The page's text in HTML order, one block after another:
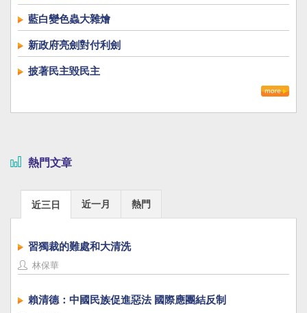
藍白變色蟲大雜燴
新政府亮劍對付利劍
披著民主毀民主
熱門文章
近三日 近一月 熱門
習獨裁的難處和大清洗
林保華
賴清德：中國民族促進惡法 國際應團結反制